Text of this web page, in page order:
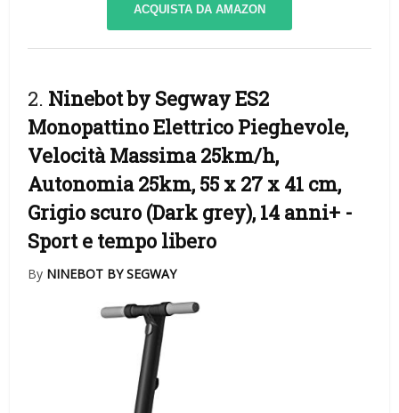
ACQUISTA DA AMAZON
2. Ninebot by Segway ES2
Monopattino Elettrico Pieghevole,
Velocità Massima 25km/h,
Autonomia 25km, 55 x 27 x 41 cm,
Grigio scuro (Dark grey), 14 anni+ -
Sport e tempo libero
By NINEBOT BY SEGWAY